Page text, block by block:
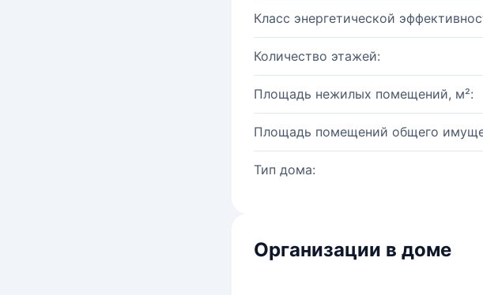
Класс энергетической
Количество этажей:
Площадь нежилых помещений, м²:
Площадь помещений общего
Тип дома:
Организации в доме